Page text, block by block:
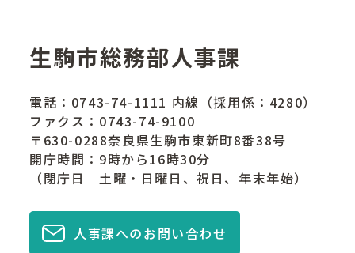
生駒市総務部人事課
電話： 0743-74-1111 内線（採用係：4280）
ファクス：0743-74-9100
〒630-0288奈良県生駒市東新町8番38号
開庁時間：9時から16時30分
（閉庁日 土曜・日曜日、祝日、年末年始）
人事課へのお問い合わせ